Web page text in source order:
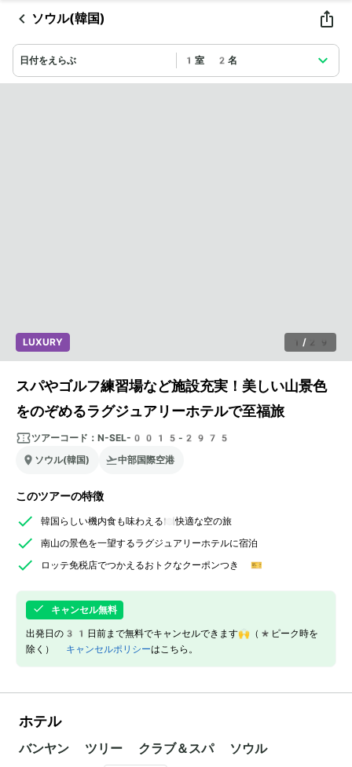
ソウル(韓国)
日付をえらぶ 1室 2名
1 / 29
LUXURY
スパやゴルフ練習場など施設充実！美しい山景色
をのぞめるラグジュアリーホテルで至福旅
ツアーコード： N-SEL-0015-2975
ソウル(韓国)
中部国際空港
このツアーの特徴
韓国らしい機内食も味わえる🍽️快適な空の旅
南山の景色を一望するラグジュアリーホテルに宿泊
ロッテ免税店でつかえるおトクなクーポンつき 🎫
キャンセル無料
出発日の31日前まで無料でキャンセルできます🙌（*ピーク時を
除く） キャンセルポリシーはこちら。
ホテル
バンヤン ツリー クラブ＆スパ ソウル